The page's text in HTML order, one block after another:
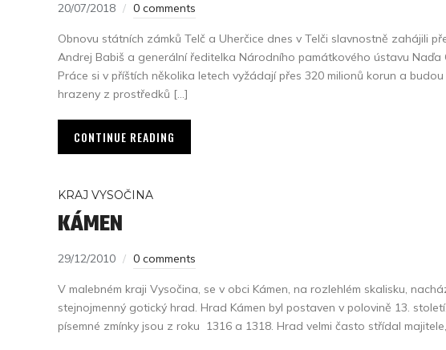
20/07/2018 0 comments
Obnovu státních zámků Telč a Uherčice dnes v Telči slavnostně zahájili
Andrej Babiš a generální ředitelka Národního památkového ústavu Naďa
Práce si v příštích několika letech vyžádají přes 320 milionů korun a
hrazeny z prostředků […]
CONTINUE READING
KRAJ VYSOČINA
KÁMEN
29/12/2010 0 comments
V malebném kraji Vysočina, se v obci Kámen, na rozlehlém skalisku,
stejnojmenný gotický hrad. Hrad Kámen byl postaven v polovině 13.
písemné zmínky jsou z roku 1316 a 1318. Hrad velmi často střídal